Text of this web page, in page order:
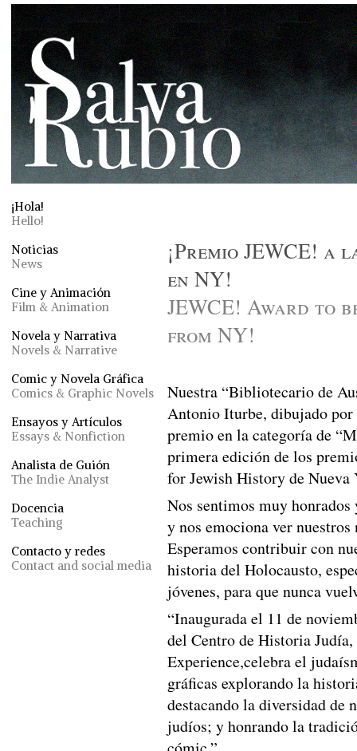
¡Hola!
Hello!
Noticias
News
Cine y Animación
Film & Animation
Novela y Narrativa
Novels & Narrative
Comic y Novela Gráfica
Comics & Graphic Novels
Ensayos y Artículos
Essays & Nonfiction
Analista de Guión
The Indie Analyst
Docencia
Teaching
Contacto y redes
Contact and social media
¡Premio JEWCE!
en NY!
JEWCE! Award to
from NY!
Nuestra “Bibliotecario de
Antonio Iturbe, dibujado por
premio en la categoría de
primera edición de los
for Jewish History de Nueva
Nos sentimos muy
y nos emociona ver
Esperamos contribuir con
historia del Holocausto,
jóvenes, para que nunca
“Inaugurada el 11 de
del Centro de Historia
Experience,celebra el
gráficas explorando la
destacando la diversidad de
judíos; y honrando la